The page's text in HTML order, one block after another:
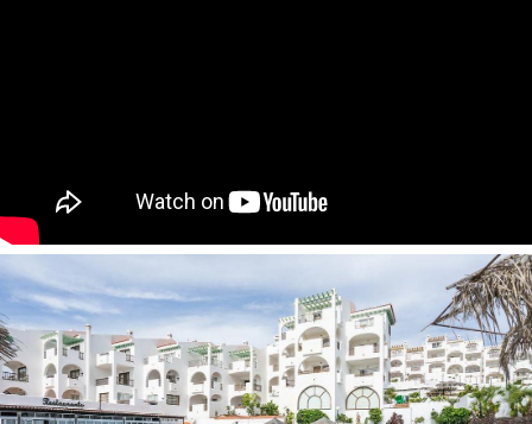
mūsų konsultantus.
Viešbučio kategorija šalyje - 3*
Kambariuose:
seifas numeryje, už papildomą mokestį
patalynės keitimas: 2 kartus per savaitę
oro kondicionierius
vonia
rankšluosčių keitimas: pagal atskirą užklausimą